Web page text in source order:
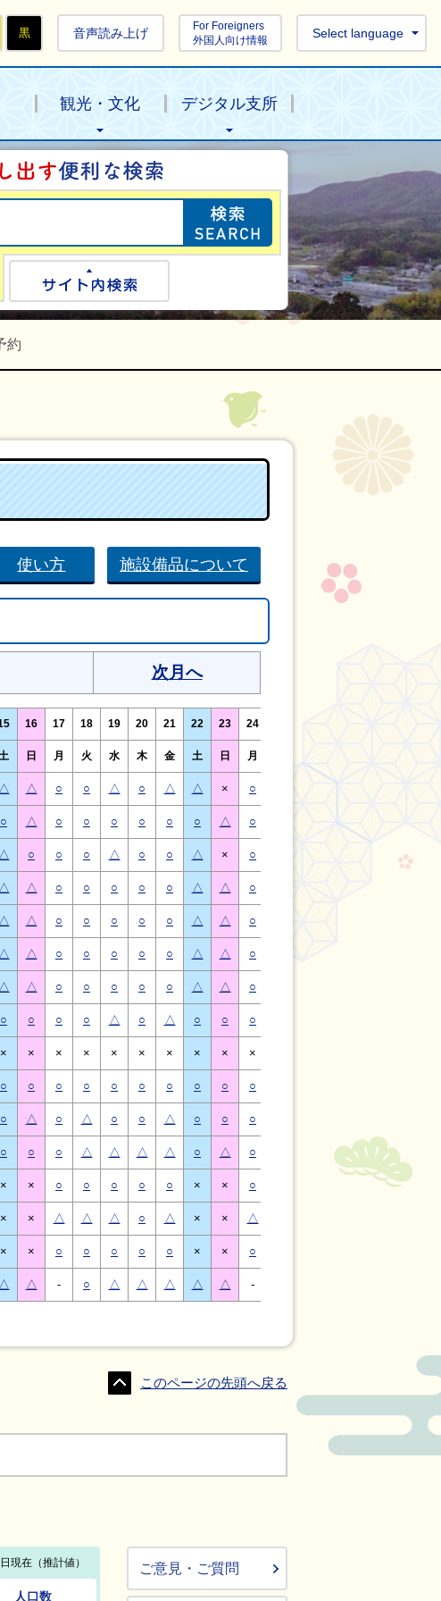
黒 音声読み上げ
For Foreigners
外国人向け情報
Select language
観光・文化 デジタル支所
目的の情報を探
Google検索
約
使い方 施設備品について
次月へ
16 17 18 19 20 21 22 23 24
日 月 火 水 木 金 土 日 月
△ △ ○ ○ △ ○ △ △ × ○
○ △ ○ ○ ○ ○ ○ ○ △ ○ ○
△ ○ ○ ○ △ ○ ○ △ × ○
△ △ ○ ○ ○ ○ ○ △ △ ○
△ △ ○ ○ ○ ○ ○ △ △ ○
△ △ ○ ○ ○ ○ ○ △ △ ○
△ △ ○ ○ ○ ○ ○ △ △ ○
○ ○ ○ ○ △ ○ △ ○ ○ ○
× × × × × × × × × ×
○ ○ ○ ○ ○ ○ ○ ○ ○ ○
○ △ ○ △ ○ ○ △ ○ ○ ○
○ ○ ○ △ △ △ △ ○ △ ○ △ △ ○
× × ○ ○ ○ ○ ○ × × ○ ×
× × △ △ △ ○ △ × × △
× × ○ ○ ○ ○ ○ × × ○
△ △ - ○ △ △ △ △ △ -
このページの先頭へ戻る
ご意見・ご質問